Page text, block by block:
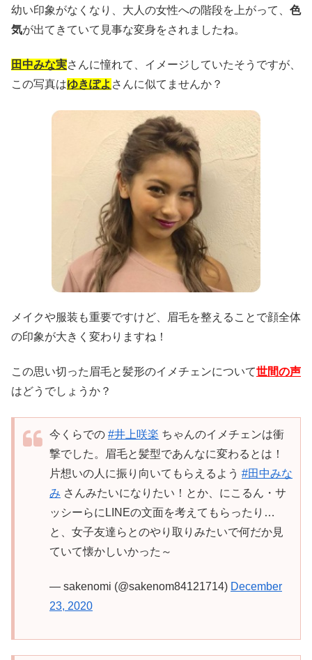
幼い印象がなくなり、大人の女性への階段を上がって、 色
気が出てきていて見事な変身をされましたね。
田中みな実さんに憧れて、イメージしていたそうですが、
この写真はゆきぽよ さんに似てませんか？
メイクや服装も重要ですけど、眉毛を整えることで顔全体
の印象が大きく変わりますね！
この思い切った眉毛と髪形のイメチェンについて世間の声
はどうでしょうか？
今くらでの #井上咲楽 ちゃんのイメチェンは衝
撃でした。眉毛と髪型であんなに変わるとは！
片想いの人に振り向いてもらえるよう #田中みな
み さんみたいになりたい！とか、にこるん・サ
ッシーらにLINEの文面を考えてもらったり…
と、女子友達らとのやり取りみたいで何だか見
ていて懐かしいかった～
— sakenomi (@sakenom84121714) December
23, 2020